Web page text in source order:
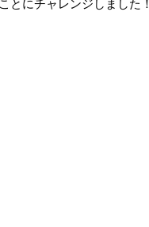
とにチャレンジしました！